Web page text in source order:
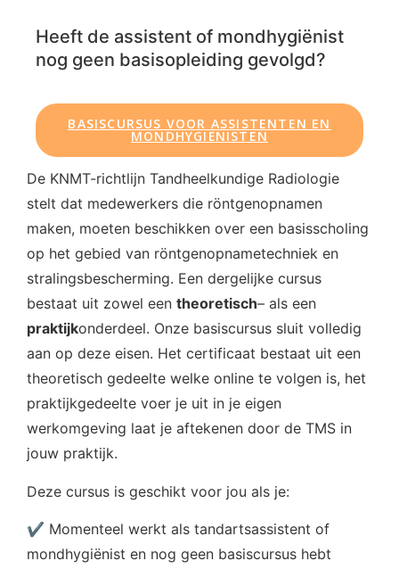
Heeft de assistent of mondhygiënist
nog geen basisopleiding gevolgd?
BASISCURSUS VOOR ASSISTENTEN EN
MONDHYGIËNISTEN
De KNMT-richtlijn Tandheelkundige Radiologie
stelt dat medewerkers die röntgenopnamen
maken, moeten beschikken over een basisscholing
op het gebied van röntgenopnametechniek en
stralingsbescherming. Een dergelijke cursus
bestaat uit zowel een theoretisch– als een
praktijkonderdeel. Onze basiscursus sluit volledig
aan op deze eisen. Het certificaat bestaat uit een
theoretisch gedeelte welke online te volgen is, het
praktijkgedeelte voer je uit in je eigen
werkomgeving laat je aftekenen door de TMS in
jouw praktijk.
Deze cursus is geschikt voor jou als je:
✔ Momenteel werkt als tandartsassistent of
mondhygiënist en nog geen basiscursus hebt